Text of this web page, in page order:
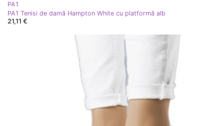
PA1
PA1 Tenisi de damă Hampton White cu platformă alb
21,11 €